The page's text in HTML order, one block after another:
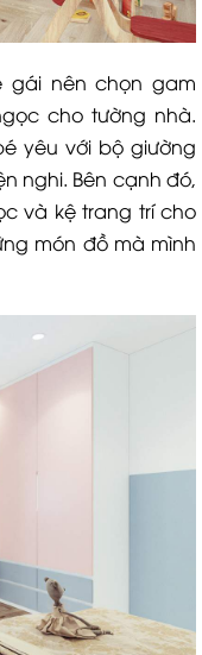
gái nên chọn gam
cho tường nhà.
yêu với bộ giường
nghi. Bên cạnh đó,
và kệ trang trí cho
món đồ mà mình